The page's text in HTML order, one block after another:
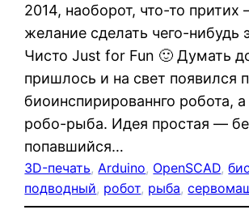
2014, наоборот, что-то притих
желание сделать чего-нибудь
Чисто Just for Fun 🙂 Думать
пришлось и на свет появился
биоинспирированнго робота,
робо-рыба. Идея простая —
попавшийся…
3D-печать, Arduino, OpenSCAD,
подводный, робот, рыба,